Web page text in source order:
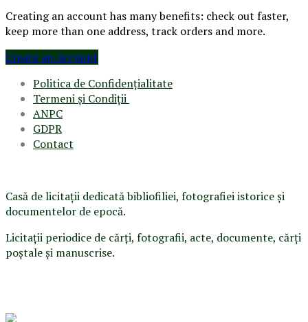
Creating an account has many benefits: check out faster,
keep more than one address, track orders and more.
Create an Account
Politica de Confidenţialitate
Termeni şi Condiţii
ANPC
GDPR
Contact
Casă de licitaţii dedicată bibliofiliei, fotografiei istorice şi
documentelor de epocă.
Licitaţii periodice de cărţi, fotografii, acte, documente, cărţi
poştale şi manuscrise.